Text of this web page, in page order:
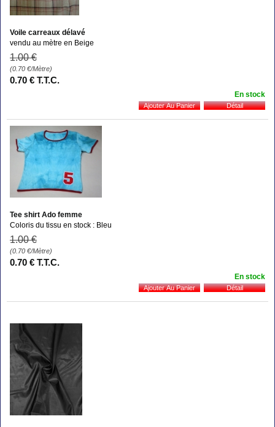
Voile carreaux délavé
vendu au mètre en Beige
1.00 €
(0.70 €/Mètre)
0.70 € T.T.C.
En stock
Tee shirt Ado femme
Coloris du tissu en stock : Bleu
1.00 €
(0.70 €/Mètre)
0.70 € T.T.C.
En stock